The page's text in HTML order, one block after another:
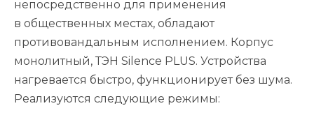
непосредственно для применения
в общественных местах, обладают
противовандальным исполнением. Корпус
монолитный, ТЭН Silence PLUS. Устройства
нагревается быстро, функционирует без шума.
Реализуются следующие режимы: